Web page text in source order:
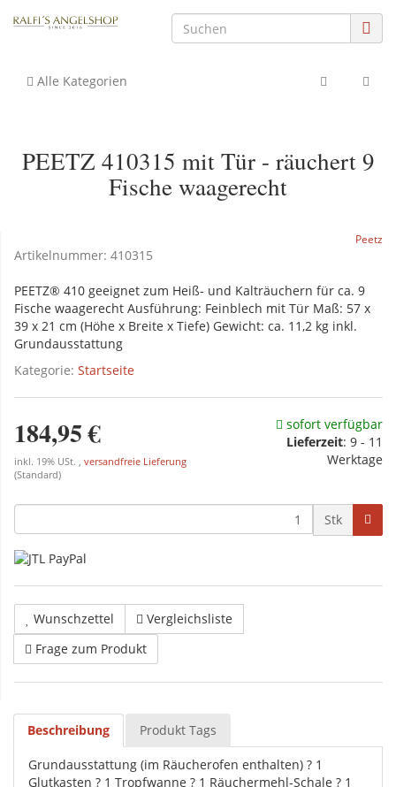
Alle Kategorien
PEETZ 410315 mit Tür - räuchert 9
Fische waagerecht
Peetz
Artikelnummer: 410315
PEETZ® 410 geeignet zum Heiß- und Kalträuchern für ca. 9
Fische waagerecht Ausführung: Feinblech mit Tür Maß: 57 x
39 x 21 cm (Höhe x Breite x Tiefe) Gewicht: ca. 11,2 kg inkl.
Grundausstattung
Kategorie: Startseite
184,95 €
inkl. 19% USt. , versandfreie Lieferung
(Standard)
sofort verfügbar
Lieferzeit: 9 - 11
Werktage
Stk
Wunschzettel
Vergleichsliste
Frage zum Produkt
Beschreibung Produkt Tags
Grundausstattung (im Räucherofen enthalten) ? 1
Glutkasten ? 1 Tropfwanne ? 1 Räuchermehl-Schale ? 1